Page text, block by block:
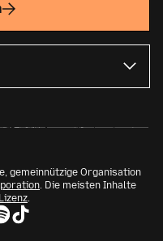
gemeinnützige Organisation
. Die meisten Inhalte
.